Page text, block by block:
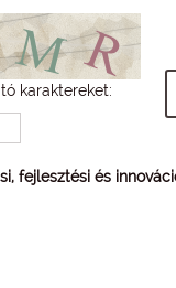
karaktereket:
fejlesztési és